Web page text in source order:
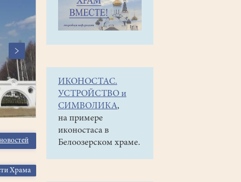
Храма
ИКОНОСТАС.
УСТРОЙСТВО и
СИМВОЛИКА,
на примере
иконостаса в
Белоозерском храме.